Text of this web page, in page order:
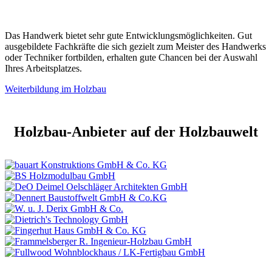
Das Handwerk bietet sehr gute Entwicklungsmöglichkeiten. Gut
ausgebildete Fachkräfte die sich gezielt zum Meister des Handwerks
oder Techniker fortbilden, erhalten gute Chancen bei der Auswahl
Ihres Arbeitsplatzes.
Weiterbildung im Holzbau
Holzbau-Anbieter auf der Holzbauwelt